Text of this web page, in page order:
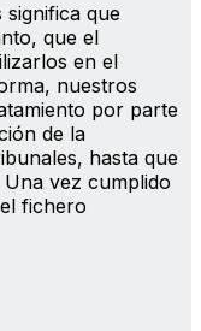
que
que el
en el
nuestros
por parte
de la
hasta que
vez cumplido
fichero